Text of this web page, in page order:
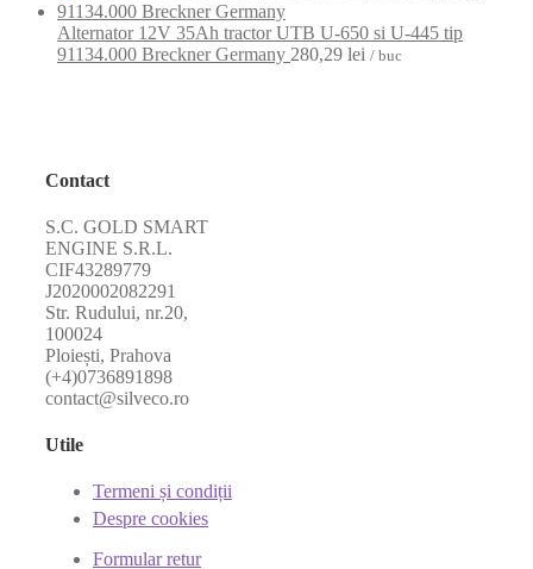
Alternator 12V 35Ah tractor UTB U-650 si U-445 tip
91134.000 Breckner Germany 280,29 lei / buc
Contact
S.C. GOLD SMART
ENGINE S.R.L.
CIF43289779
J2020002082291
Str. Rudului, nr.20,
100024
Ploiești, Prahova
(+4)0736891898
contact@silveco.ro
Utile
Termeni și condiții
Despre cookies
Formular retur